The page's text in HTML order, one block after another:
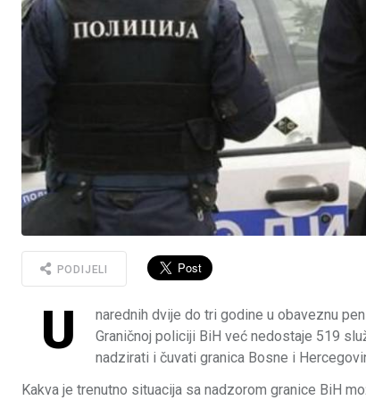
PODIJELI
U
narednih dvije do tri godine u obaveznu
Graničnoj policiji BiH već nedostaje 519
nadzirati i čuvati granica Bosne i
Kakva je trenutno situacija sa nadzorom granice BiH